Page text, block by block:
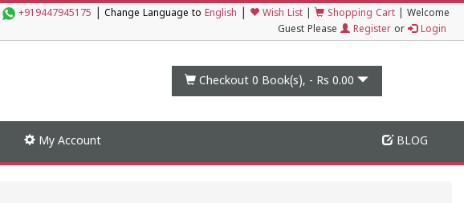
+919447945175 Change Language to English Wish List Shopping Cart
Welcome
Guest Please
Register or Login
Checkout 0 Book(s), - Rs 0.00
My Account BLOG